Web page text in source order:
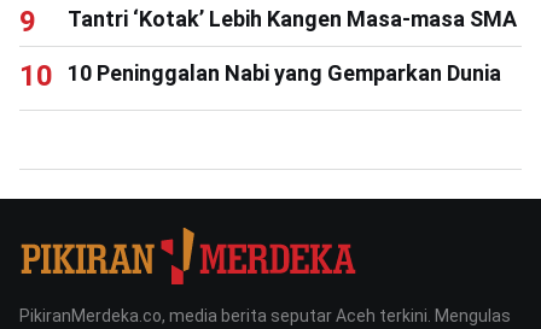
Tantri ‘Kotak’ Lebih Kangen Masa-masa SMA
10 Peninggalan Nabi yang Gemparkan Dunia
PikiranMerdeka.co, media berita seputar Aceh terkini. Mengulas